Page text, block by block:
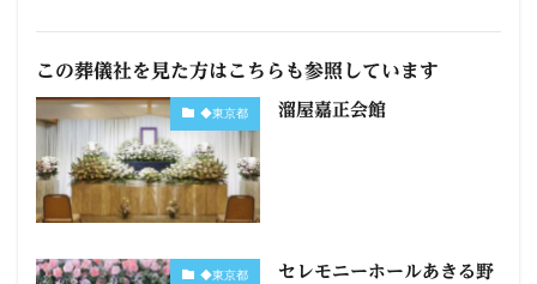
この葬儀社を見た方はこちらも参照しています
◆東京都 溜屋嘉正会館
◆東京都
セレモニーホールあきる野